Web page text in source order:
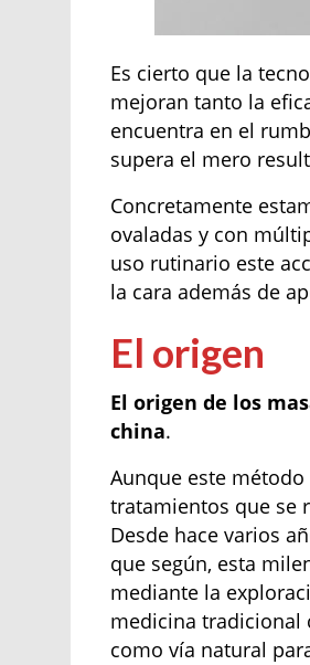
Es cierto que la
mejoran tanto la
encuentra en el
supera el mero
Concretamente
ovaladas y con
uso rutinario este
la cara además de
El origen
El origen de los
china.
Aunque este
tratamientos que se
Desde hace varios
que según, esta
mediante la
medicina tradicional
como vía natural